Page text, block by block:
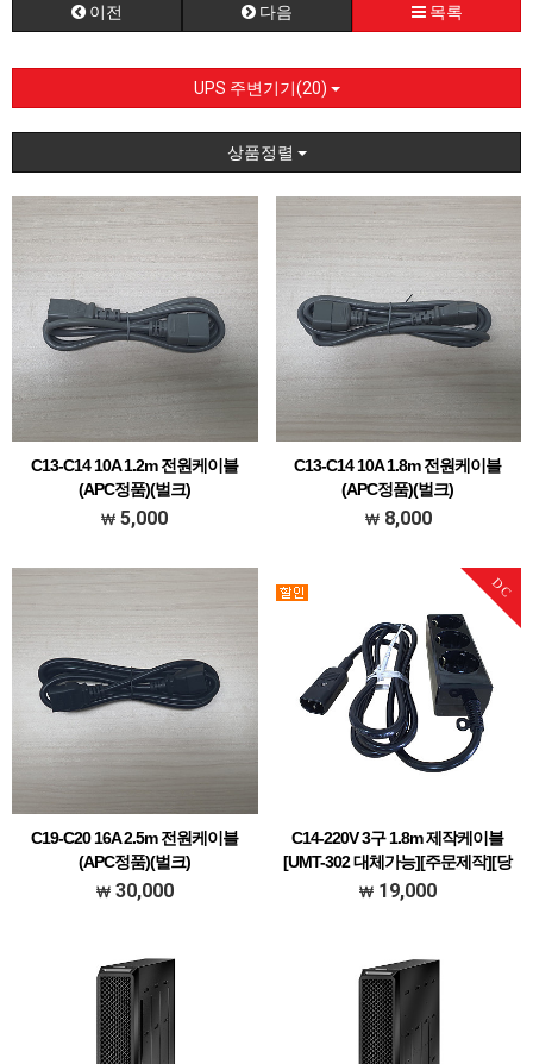
이전 다음 목록
UPS 주변기기(20)
상품정렬
C13-C14 10A 1.2m 전원케이블
(APC정품)(벌크)
C13-C14 1.2M
5,000
C13-C14 10A 1.8m 전원케이블
(APC정품)(벌크)
C13-C14 1.8M
8,000
C19-C20 16A 2.5m 전원케이블
(APC정품)(벌크)
C19-C20 2.5M
30,000
DC
C14-220V 3구 1.8m 제작케이블
[UMT-302 대체가능][주문제작][당
일발송]
19,000